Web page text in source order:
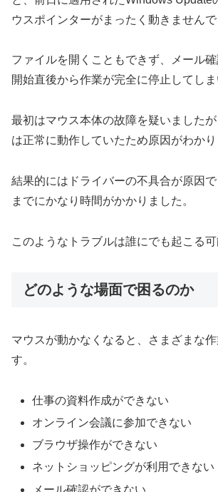
ウスポインターがまったく動きませんで
ファイルを開くこともできず、メール
開始直後から作業が完全に停止してしま
最初はマウス本体の故障を疑いました
は正常に動作していたため原因がわかり
結果的にはドライバーの不具合が原因
までにかなり時間がかかりました。
このようなトラブルは誰にでも起こる可
どのような場面で困るのか
マウスが動かなくなると、さまざまな
す。
仕事の資料作成ができない
オンライン会議に参加できない
ブラウザ操作ができない
ネットショッピングが利用できない
メール確認ができない